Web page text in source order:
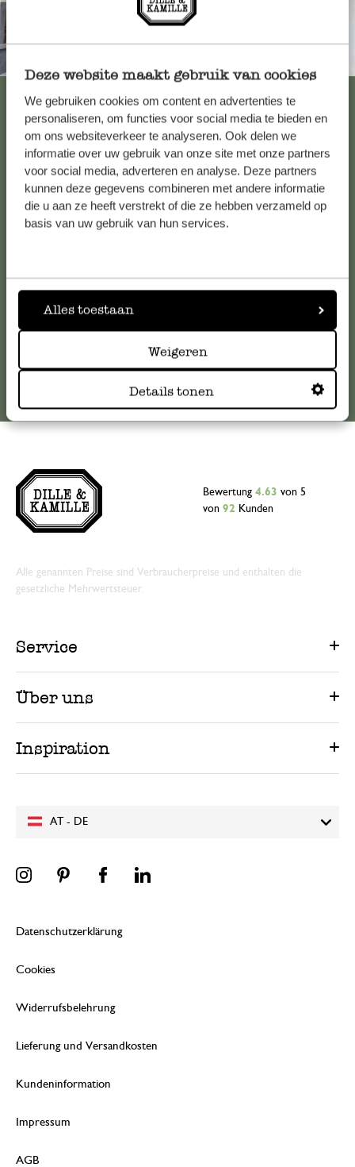
Deze website maakt gebruik van cookies
We gebruiken cookies om content en advertenties te
personaliseren, om functies voor social media te bieden en
om ons websiteverkeer te analyseren. Ook delen we
informatie over uw gebruik van onze site met onze partners
voor social media, adverteren en analyse. Deze partners
kunnen deze gegevens combineren met andere informatie
die u aan ze heeft verstrekt of die ze hebben verzameld op
basis van uw gebruik van hun services.
Alles toestaan
Weigeren
Details tonen
Kundenservice/Hilfe
Falls Sie Fragen haben oder Tipps und Hilfe brauchen, wenden
Sie sich bitte an unseren Kundenservice. Oder lesen Sie hier
kundenservice@dille-kamille.at
Online-Kundenservice
AT - DE
Bewertung 4.63 von 5
von 92 Kunden
Alle genannten Preise sind Verbraucherpreise und enthalten die
gesetzliche Mehrwertsteuer.
Service
Über uns
Inspiration
Datenschutzerklärung
Cookies
Widerrufsbelehrung
Lieferung und Versandkosten
Kundeninformation
Impressum
AGB